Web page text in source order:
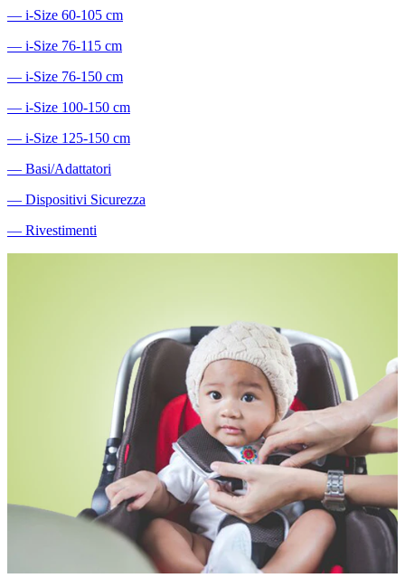
― i-Size 60-105 cm
― i-Size 76-115 cm
― i-Size 76-150 cm
― i-Size 100-150 cm
― i-Size 125-150 cm
― Basi/Adattatori
― Dispositivi Sicurezza
― Rivestimenti